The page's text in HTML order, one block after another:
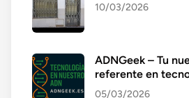
10/03/2026
ADNGeek – Tu
referente en
05/03/2026